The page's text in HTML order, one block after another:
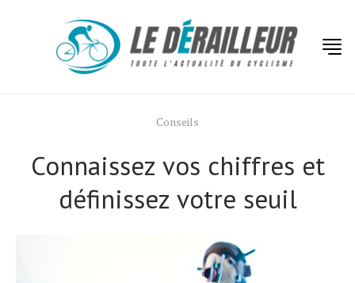
Conseils
Connaissez vos chiffres et
définissez votre seuil